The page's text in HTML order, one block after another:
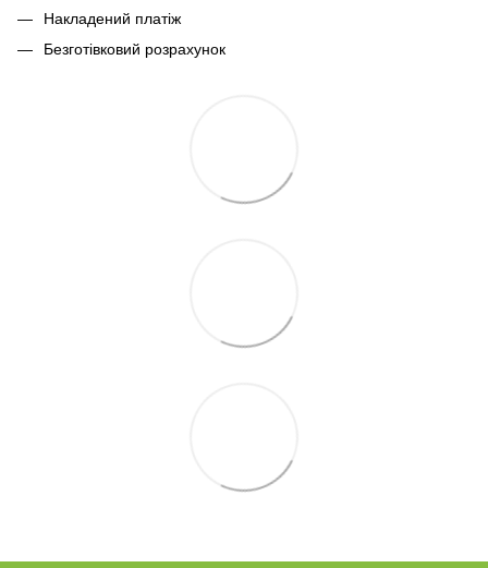
Накладений платіж
Безготівковий розрахунок